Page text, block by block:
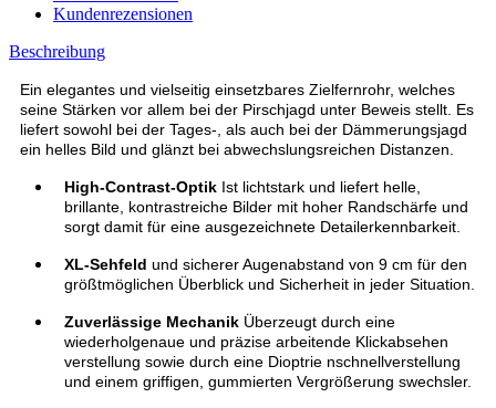
Kundenrezensionen
Beschreibung
Ein elegantes und vielseitig einsetzbares Zielfernrohr, welches
seine Stärken vor allem bei der Pirschjagd unter Beweis stellt. Es
liefert sowohl bei der Tages-, als auch bei der Dämmerungsjagd
ein helles Bild und glänzt bei abwechslungsreichen Distanzen.
High-Contrast-Optik Ist lichtstark und liefert helle,
brillante, kontrastreiche Bilder mit hoher Randschärfe und
sorgt damit für eine ausgezeichnete Detailerkennbarkeit.
XL-Sehfeld und sichererAugenabstand von 9 cm für den
größtmöglichen Überblick und Sicherheit in jeder Situation.
Zuverlässige Mechanik Überzeugt durch eine
wiederholgenaue und präzise arbeitende Klickabsehen
verstellung sowie durch eine Dioptrie nschnellverstellung
und einem griffigen, gummierten Vergrößerung swechsler.